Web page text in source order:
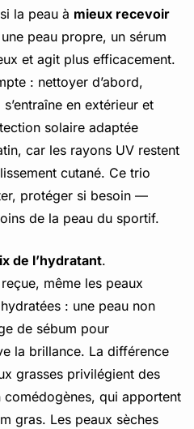
la peau à mieux recevoir
peau propre, un sérum
et agit plus efficacement.
: nettoyer d’abord,
en extérieur et
solaire adaptée
car les rayons UV restent
cutané. Ce trio
protéger si besoin —
de la peau du sportif.
de l’hydratant.
même les peaux
: une peau non
de sébum pour
la brillance. La différence
grasses privilégient des
qui apportent
gras. Les peaux sèches